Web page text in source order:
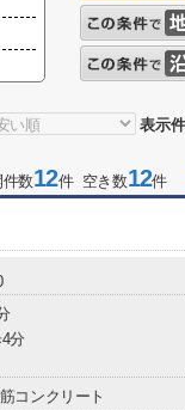
表示
件数12件 空き数12件
分
コンクリート